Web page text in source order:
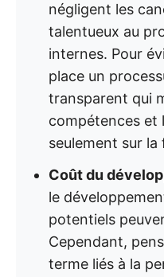
négligent les
talentueux au
internes. Pour
place un
transparent qui
compétences et
seulement sur la
Coût du
le
potentiels
Cependant,
terme liés à la